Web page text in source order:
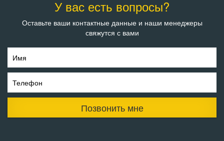
У вас есть вопросы?
Оставьте ваши контактные данные и наши менеджеры
свяжутся с вами
Имя
Телефон
Позвонить мне